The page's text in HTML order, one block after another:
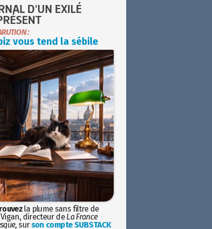
D'UN EXILÉ
:
vous tend la sébile
la plume sans filtre de
directeur de La France
, surson compte SUBSTACK